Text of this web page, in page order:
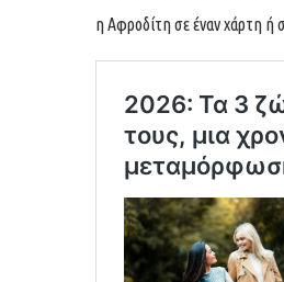
η Αφροδίτη σε έναν χάρτη ή